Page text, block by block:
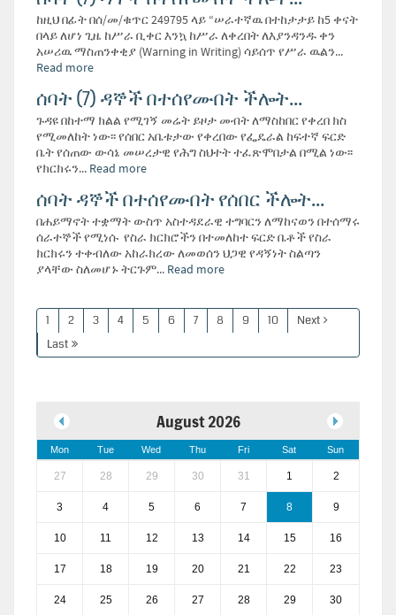
ከዚህ በፊት በሰ/መ/ቁጥር 249795 ላይ “ሠራተኛዉ በተከታታይ ከ5 ቀናት
በላይ ለሆነ ጊዜ ከሥራ ቢቀር እንኳ ከሥራ ለቀረበት ለእያንዳንዱ ቀን
አሠሪዉ ማስጠንቀቂያ (Warning in Writing) ሳይሰጥ የሥራ ዉልን...
Read more
ሰባት (7) ዳኞች በተሰየሙበት ችሎት...
ጉዳዩ በከተማ ክልል የሚገኝ መሬት ይዞታ መብት ለማስከበር የቀረበ ክስ
የሚመለከት ነው፡፡ የሰበር አቤቱታው የቀረበው የፌዴራል ከፍተኛ ፍርድ
ቤት የሰጠው ውሳኔ መሠረታዊ የሕግ ስህተት ተፈጽሞበታል በሚል ነው፡፡
የክርክሩን... Read more
ሰባት ዳኞች በተሰየሙበት የሰበር ችሎት...
በሐይማኖት ተቋማት ውስጥ አስተዳደራዊ ተግባርን ለማከናወን በተሰማሩ
ሰራተኞች የሚነሱ የስራ ክርክሮችን በተመለከተ ፍርድ ቤቶች የስራ
ክርክሩን ተቀብለው አከራክረው ለመወሰን ህጋዊ የዳኝነት ስልጣን
ያላቸው ስለመሆኑ ትርጉም... Read more
1 2 3 4 5 6 7 8 9 10
Next
Last
August 2026
Mon Tue Wed Thu Fri Sat Sun
27 28 29 30 31 1 2
3 4 5 6 7 8 9
10 11 12 13 14 15 16
17 18 19 20 21 22 23
24 25 26 27 28 29 30